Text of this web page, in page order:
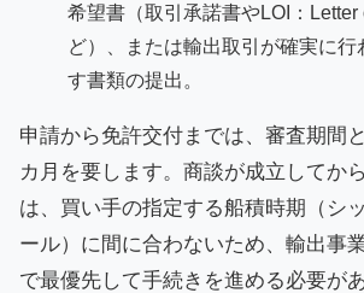
希望書（取引承諾書やLOI：Letter
ど）、または輸出取引が確実に
す書類の提出。
申請から免許交付までは、審査期間
カ月を要します。商談が成立してか
は、買い手の指定する船積時期（シ
ール）に間に合わないため、輸出事
で最優先して手続きを進める必要があ